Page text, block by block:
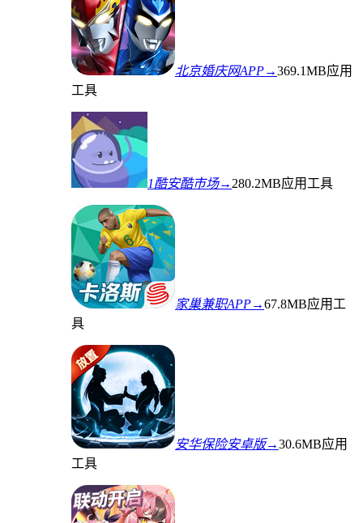
北京婚庆网APP→369.1MB应用
工具
1酷安酷市场→ 280.2MB应用工具
家巢兼职APP→67.8MB应用工
具
安华保险安卓版→30.6MB应用
工具